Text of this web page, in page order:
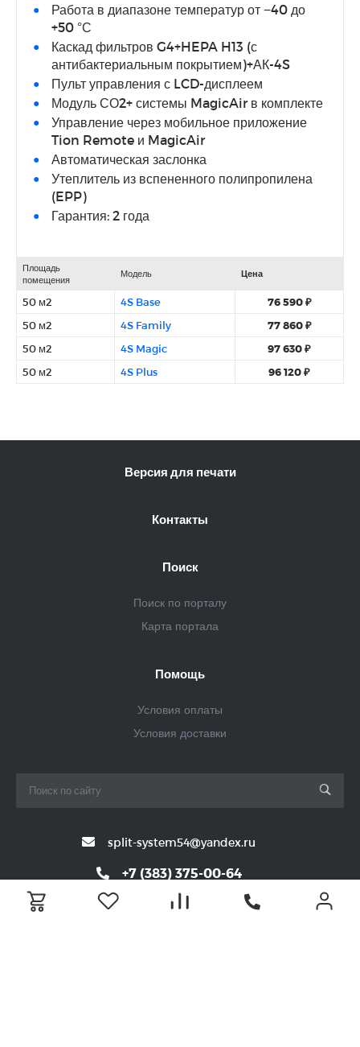
Работа в диапазоне температур от −40 до
+50 °С
Каскад фильтров G4+HEPA H13 (с
антибактериальным покрытием)+АК-4S
Пульт управления с LCD-дисплеем
Модуль СО2+ системы MagicAir в комплекте
Управление через мобильное приложение
Tion Remote и MagicAir
Автоматическая заслонка
Утеплитель из вспененного полипропилена
(EPP)
Гарантия: 2 года
Площадь
помещения
Модель Цена
50 м2 4S Base
76 590 ₽
50 м2
4S Family
77 860 ₽
50 м2
4S Magic
97 630 ₽
50 м2
4S Plus 96 120 ₽
Версия для печати
Контакты
Поиск
Поиск по порталу
Карта портала
Помощь
Условия оплаты
Условия доставки
split-system54@yandex.ru
+7 (383) 375-00-64
г. Новосибирск, ул. Ольги Жилиной, д. 56, офис 3